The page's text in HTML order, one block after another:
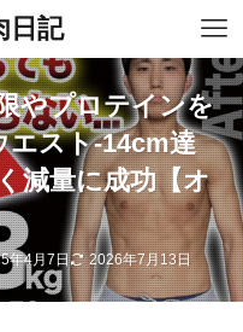
日記
やプロテインを
エスト-14cm達
減量に成功【オ
年4月7日 2026年7月13日